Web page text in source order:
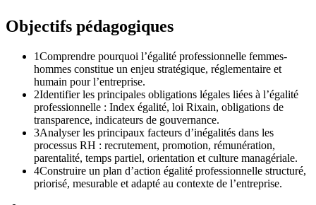
Objectifs pédagogiques
1Comprendre pourquoi l’égalité professionnelle femmes-
hommes constitue un enjeu stratégique, réglementaire et
humain pour l’entreprise.
2Identifier les principales obligations légales liées à l’égalité
professionnelle : Index égalité, loi Rixain, obligations de
transparence, indicateurs de gouvernance.
3Analyser les principaux facteurs d’inégalités dans les
processus RH : recrutement, promotion, rémunération,
parentalité, temps partiel, orientation et culture managériale.
4Construire un plan d’action égalité professionnelle structuré,
priorisé, mesurable et adapté au contexte de l’entreprise.